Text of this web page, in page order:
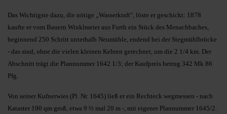
Das Wichtigste dazu, die nötige „Wasserkraft", löste er geschickt: 1878
kaufte er vom Bauern Winklmeier aus Furth ein Stück des Menachbaches,
beginnend 250 Schritt unterhalb Neumühle, endend bei der Stegmühlbrücke
- das sind, ohne die vielen kleinen Kehren gerechnet, um die 2 1/4 km. Der
Abschnitt trägt die Plannummer 1642 1/3; der Kaufpreis betrug 342 Mk 86
Pfg.
Von seiner Kufnerwies (Pl. Nr. 1645) ließ er ein Rechteck wegmessen - nach
Kataster 190 qm groß, etwa 9 ½ mal 20 m -, mit eigener Plannummer 1645/2.